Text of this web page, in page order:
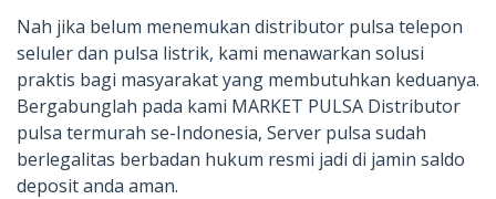
Nah jika belum menemukan distributor pulsa telepon
seluler dan pulsa listrik, kami menawarkan solusi
praktis bagi masyarakat yang membutuhkan keduanya.
Bergabunglah pada kami MARKET PULSA Distributor
pulsa termurah se-Indonesia, Server pulsa sudah
berlegalitas berbadan hukum resmi jadi di jamin saldo
deposit anda aman.